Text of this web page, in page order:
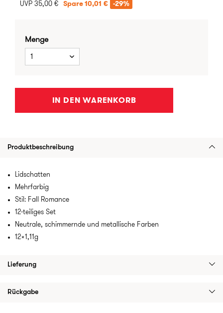
UVP 35,00 € Spare 10,01 € -29%
Menge
1
IN DEN WARENKORB
Produktbeschreibung
Lidschatten
Mehrfarbig
Stil: Fall Romance
12-teiliges Set
Neutrale, schimmernde und metallische Farben
12x1,11g
Lieferung
Rückgabe